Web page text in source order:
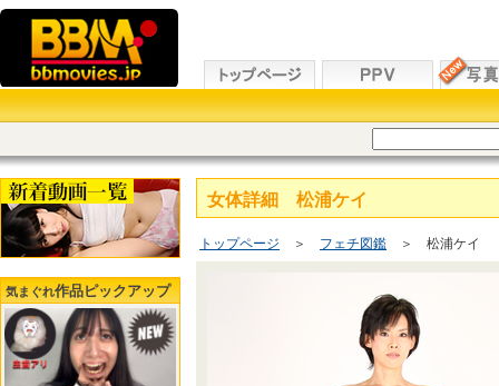
気まぐれ作品ピックアップ
女体詳細 松浦ケイ
トップページ ＞ フェチ図鑑 ＞ 松浦ケイ